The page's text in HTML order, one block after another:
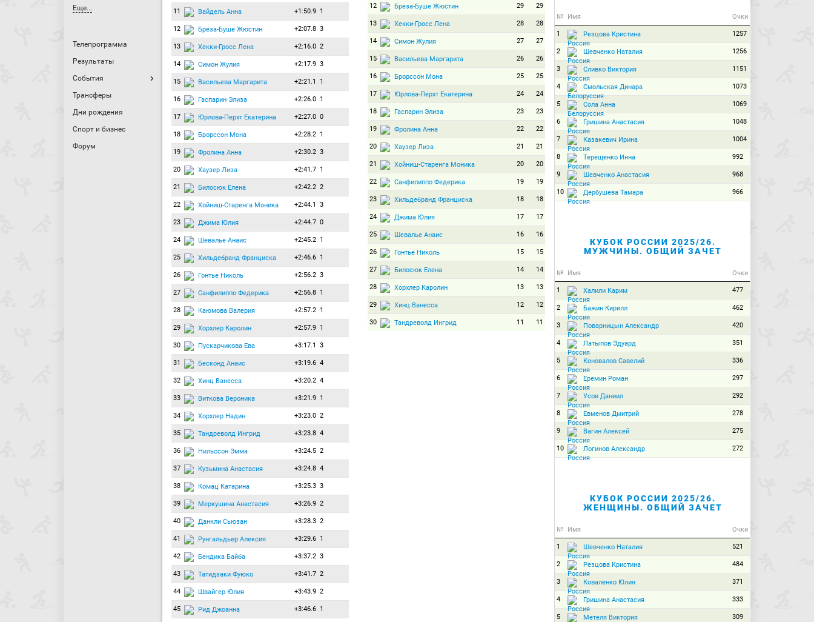
Еще...
Телепрограмма
Результаты
События
Трансферы
Дни рождения
Спорт и бизнес
Форум
11 Вайдель Анна +1:50.9 1
12 Бреза-Буше Жюстин +2:07.8 3
13 Хекки-Гросс Лена +2:16.0 2
14 Симон Жулия +2:17.9 3
15 Васильева Маргарита +2:21.1 1
16 Гаспарин Элиза +2:26.0 1
17 Юрлова-Перхт Екатерина +2:27.0 0
18 Брорссон Мона +2:28.2 1
19 Фролина Анна +2:30.2 3
20 Хаузер Лиза +2:41.7 1
21 Билосюк Елена +2:42.2 2
22 Хойниш-Старенга Моника +2:44.1 3
23 Джима Юлия +2:44.7 0
24 Шевалье Анаис +2:45.2 1
25 Хильдебранд Франциска +2:46.6 1
26 Гонтье Николь +2:56.2 3
27 Санфилиппо Федерика +2:56.8 1
28 Каюмова Валерия +2:57.2 1
29 Хорхлер Каролин +2:57.9 1
30 Пускарчикова Ева +3:17.1 3
31 Бесконд Анаис +3:19.6 4
32 Хинц Ванесса +3:20.2 4
33 Виткова Вероника +3:21.9 1
34 Хорхлер Надин +3:23.0 2
35 Тандреволд Ингрид +3:23.8 4
36 Нильссон Эмма +3:24.5 2
37 Кузьмина Анастасия +3:24.8 4
38 Комац Катарина +3:25.3 3
39 Меркушина Анастасия +3:26.9 2
40 Данкли Сьюзан +3:28.3 2
41 Рунгальдьер Алексия +3:29.6 1
42 Бендика Байба +3:37.2 3
43 Татидзаки Фуюко +3:41.7 2
44 Швайгер Юлия +3:43.9 2
45 Рид Джоанна +3:46.6 1
12 Бреза-Буше Жюстин 29 29
13 Хекки-Гросс Лена 28 28
14 Симон Жулия 27 27
15 Васильева Маргарита 26 26
16 Брорссон Мона 25 25
17 Юрлова-Перхт Екатерина 24 24
18 Гаспарин Элиза 23 23
19 Фролина Анна 22 22
20 Хаузер Лиза 21 21
21 Хойниш-Старенга Моника 20 20
22 Санфилиппо Федерика 19 19
23 Хильдебранд Франциска 18 18
24 Джима Юлия 17 17
25 Шевалье Анаис 16 16
26 Гонтье Николь 15 15
27 Билосюк Елена 14 14
28 Хорхлер Каролин 13 13
29 Хинц Ванесса 12 12
30 Тандреволд Ингрид 11 11
№ Имя Очки
1 Резцова Кристина 1257
2 Шевченко Наталия 1256
3 Сливко Виктория 1151
4 Смольская Динара 1073
5 Сола Анна 1069
6 Гришина Анастасия 1048
7 Казакевич Ирина 1004
8 Терещенко Инна 992
9 Шевченко Анастасия 968
10 Дербушева Тамара 966
КУБОК РОССИИ 2025/26.
МУЖЧИНЫ. ОБЩИЙ ЗАЧЕТ
№ Имя Очки
1 Халили Карим 477
2 Бажин Кирилл 462
3 Поварницын Александр 420
4 Латыпов Эдуард 351
5 Коновалов Савелий 336
6 Еремин Роман 297
7 Усов Даниил 292
8 Евменов Дмитрий 278
9 Вагин Алексей 275
10 Логинов Александр 272
КУБОК РОССИИ 2025/26.
ЖЕНЩИНЫ. ОБЩИЙ ЗАЧЕТ
№ Имя Очки
1 Шевченко Наталия 521
2 Резцова Кристина 484
3 Коваленко Юлия 371
4 Гришина Анастасия 333
5 Метеля Виктория 309